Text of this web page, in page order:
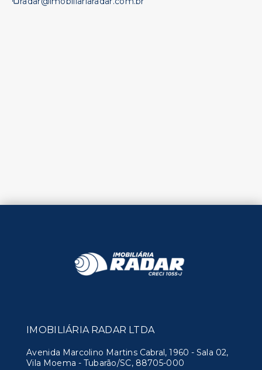
IMOBILIÁRIA RADAR LTDA
Avenida Marcolino Martins Cabral, 1960 - Sala 02,
Vila Moema - Tubarão/SC, 88705-000